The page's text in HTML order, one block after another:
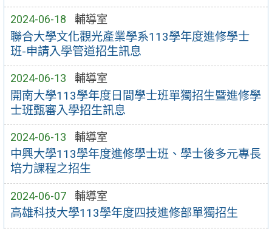
2024-06-18 輔導室
聯合大學文化觀光產業學系113學年度進修學士
班-申請入學管道招生訊息
2024-06-13 輔導室
開南大學113學年度日間學士班單獨招生暨進修學
士班甄審入學招生訊息
2024-06-13 輔導室
中興大學113學年度進修學士班、學士後多元專長
培力課程之招生
2024-06-07 輔導室
高雄科技大學113學年度四技進修部單獨招生